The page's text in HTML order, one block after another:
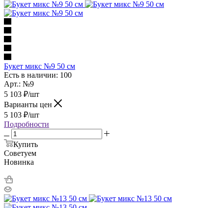
Букет микс №9 50 см
Есть в наличии: 100
Арт.: №9
5 103 ₽/шт
Варианты цен
5 103 ₽/шт
Подробности
Купить
Советуем
Новинка